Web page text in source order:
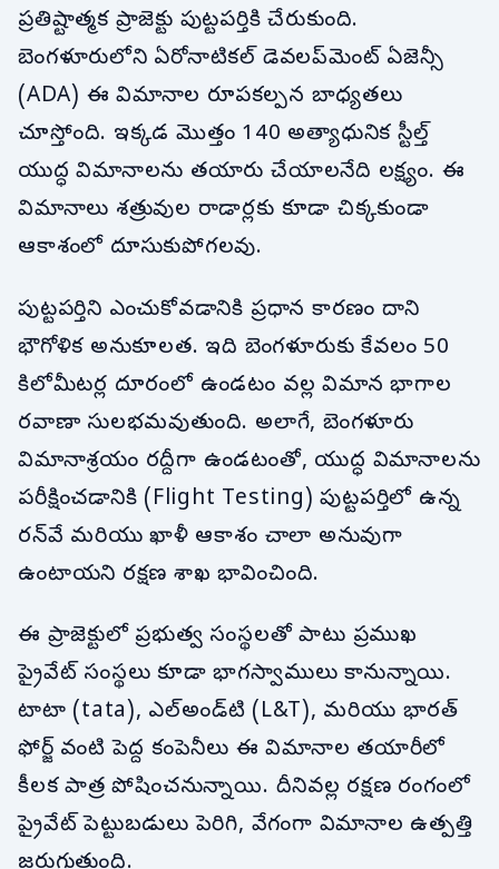
ప్రతిష్టాత్మక ప్రాజెక్టు పుట్టపర్తికి చేరుకుంది.
బెంగళూరులోని ఏరోనాటికల్ డెవలప్‌మెంట్ ఏజెన్సీ
(ADA) ఈ విమానాల రూపకల్పన బాధ్యతలు
చూస్తోంది. ఇక్కడ మొత్తం 140 అత్యాధునిక స్టీల్త్
యుద్ధ విమానాలను తయారు చేయాలనేది లక్ష్యం. ఈ
విమానాలు శత్రువుల రాడార్లకు కూడా చిక్కకుండా
ఆకాశంలో దూసుకుపోగలవు.
పుట్టపర్తిని ఎంచుకోవడానికి ప్రధాన కారణం దాని
భౌగోళిక అనుకూలత. ఇది బెంగళూరుకు కేవలం 50
కిలోమీటర్ల దూరంలో ఉండటం వల్ల విమాన భాగాల
రవాణా సులభమవుతుంది. అలాగే, బెంగళూరు
విమానాశ్రయం రద్దీగా ఉండటంతో, యుద్ధ విమానాలను
పరీక్షించడానికి (Flight Testing) పుట్టపర్తిలో ఉన్న
రన్‌వే మరియు ఖాళీ ఆకాశం చాలా అనువుగా
ఉంటాయని రక్షణ శాఖ భావించింది.
ఈ ప్రాజెక్టులో ప్రభుత్వ సంస్థలతో పాటు ప్రముఖ
ప్రైవేట్ సంస్థలు కూడా భాగస్వాములు కానున్నాయి.
టాటా (tata), ఎల్‌అండ్‌టి (L&T), మరియు భారత్
ఫోర్జ్ వంటి పెద్ద కంపెనీలు ఈ విమానాల తయారీలో
కీలక పాత్ర పోషించనున్నాయి. దీనివల్ల రక్షణ రంగంలో
ప్రైవేట్ పెట్టుబడులు పెరిగి, వేగంగా విమానాల ఉత్పత్తి